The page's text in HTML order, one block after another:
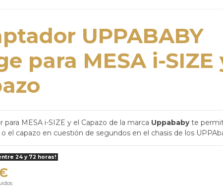
UPPABABY
para MESA i-SIZE
para MESA i-SIZE y el Capazo de la marca Uppababyte
el capazo en cuestión de segundos en el chasis de los
24 y 72 horas!